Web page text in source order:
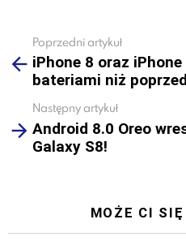
more
Poprzedni artykuł
iPhone 8 oraz
bateriami niż
Następny artykuł
Android 8.0 Oreo
Galaxy S8!
MOŻE CI